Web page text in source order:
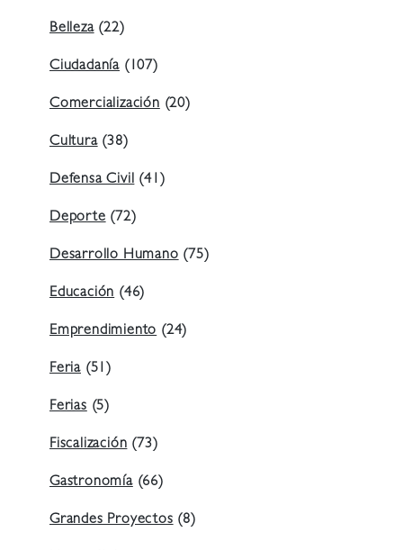
Belleza(22)
Ciudadanía (107)
Comercialización(20)
Cultura(38)
Defensa Civil(41)
Deporte(72)
Desarrollo Humano(75)
Educación(46)
Emprendimiento(24)
Feria (51)
Ferias(5)
Fiscalización(73)
Gastronomía(66)
Grandes Proyectos(8)